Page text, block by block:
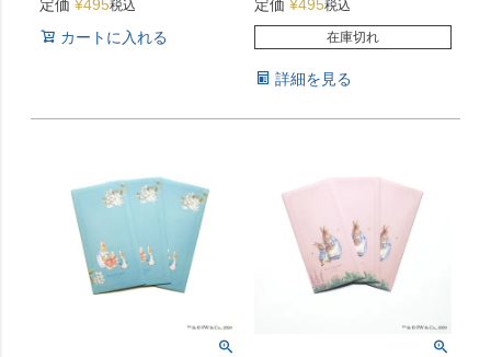
定価 ¥495税込
カートに入れる
定価 ¥495税込
在庫切れ
詳細を見る